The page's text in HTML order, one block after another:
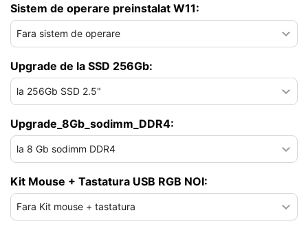
Sistem de operare preinstalat W11:
Upgrade de la SSD 256Gb:
Upgrade_8Gb_sodimm_DDR4:
Kit Mouse + Tastatura USB RGB NOI: